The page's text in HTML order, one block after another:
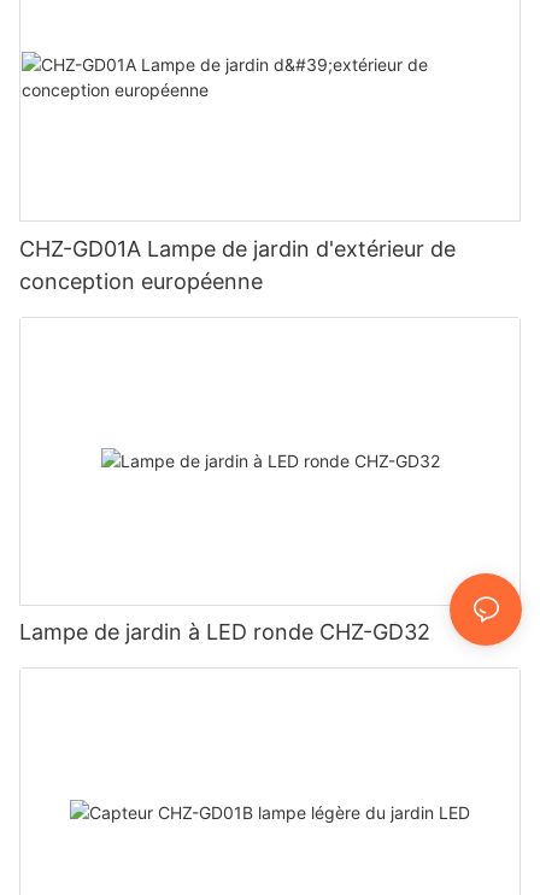
CHZ-GD01A Lampe de jardin d'extérieur de
conception européenne
Lampe de jardin à LED ronde CHZ-GD32